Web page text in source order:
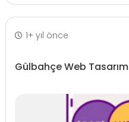
1+ yıl önce
Gülbahçe Web Tasarım